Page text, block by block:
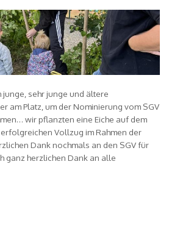
sehr junge und ältere
am Platz, um der Nominierung vom SGV
wir pflanzten eine Eiche auf dem
Vollzug im Rahmen der
Dank nochmals an den SGV für
ganz herzlichen Dank an alle